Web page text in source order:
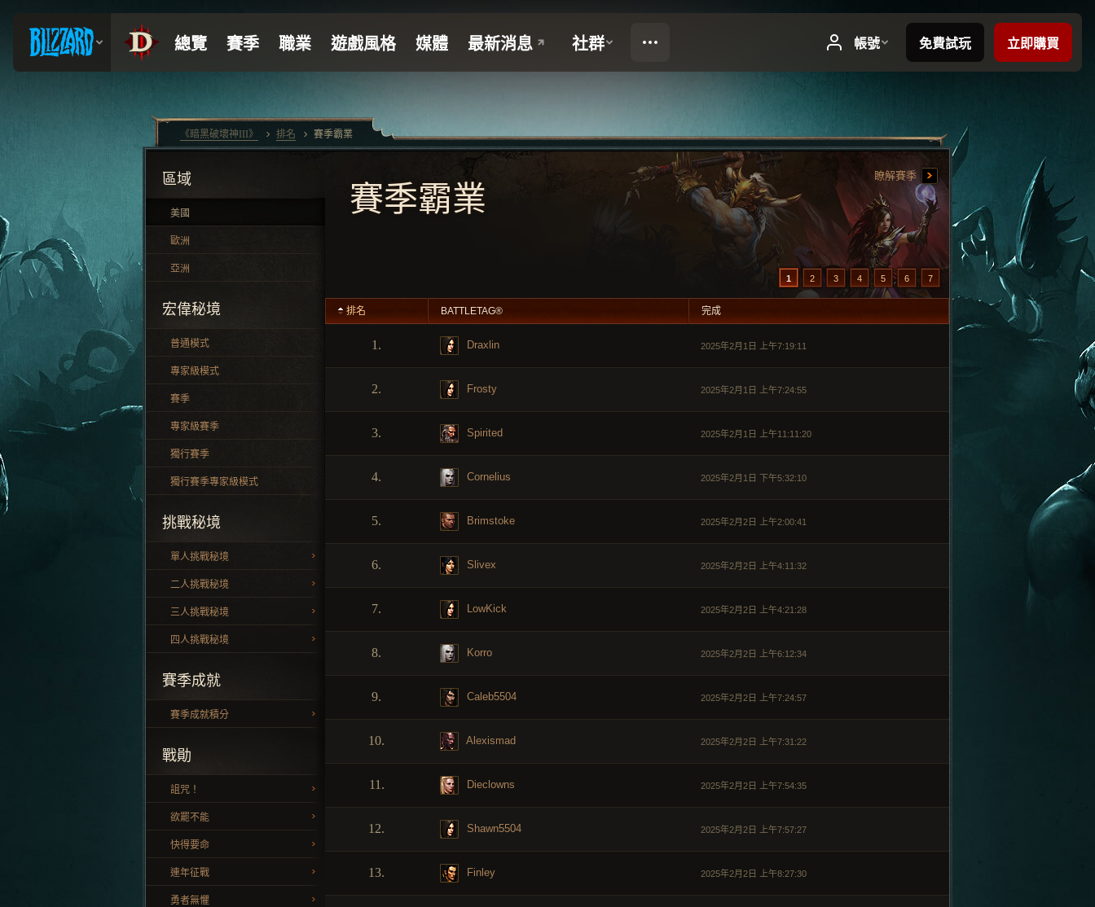
區域
美國
歐洲
亞洲
宏偉秘境
普通模式
專家級模式
賽季
專家級賽季
獨行賽季
獨行賽季專家級模式
挑戰秘境
單人挑戰秘境
二人挑戰秘境
三人挑戰秘境
四人挑戰秘境
賽季成就
賽季成就積分
戰勛
詛咒！
欲罷不能
快得要命
連年征戰
勇者無懼
瞭解賽季
賽季霸業
1 2 3 4 5 6 7
排名 BATTLETAG® 完成
1. Draxlin 2025年2月1日 上午7:19:11
2. Frosty 2025年2月1日 上午7:24:55
3. Spirited 2025年2月1日 上午11:11:20
4. Cornelius 2025年2月1日 下午5:32:10
5. Brimstoke 2025年2月2日 上午2:00:41
6. Slivex 2025年2月2日 上午4:11:32
7. LowKick 2025年2月2日 上午4:21:28
8. Korro 2025年2月2日 上午6:12:34
9. Caleb5504 2025年2月2日 上午7:24:57
10. Alexismad 2025年2月2日 上午7:31:22
11. Dieclowns 2025年2月2日 上午7:54:35
12. Shawn5504 2025年2月2日 上午7:57:27
13. Finley 2025年2月2日 上午8:27:30
《暗黑破壞神III》 排名 賽季霸業